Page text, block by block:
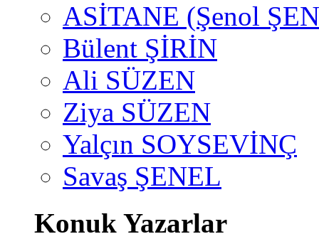
ASİTANE (Şenol
Bülent ŞİRİN
Ali SÜZEN
Ziya SÜZEN
Yalçın SOYSEVİNÇ
Savaş ŞENEL
Konuk Yazarlar